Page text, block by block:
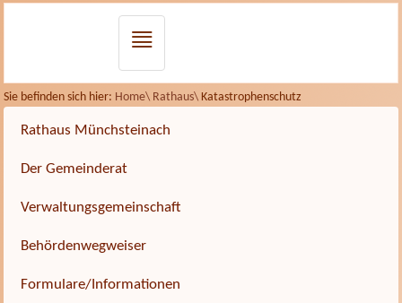
Sie befinden sich hier: Home\ Rathaus\ Katastrophenschutz
Rathaus Münchsteinach
Der Gemeinderat
Verwaltungsgemeinschaft
Behördenwegweiser
Formulare/Informationen